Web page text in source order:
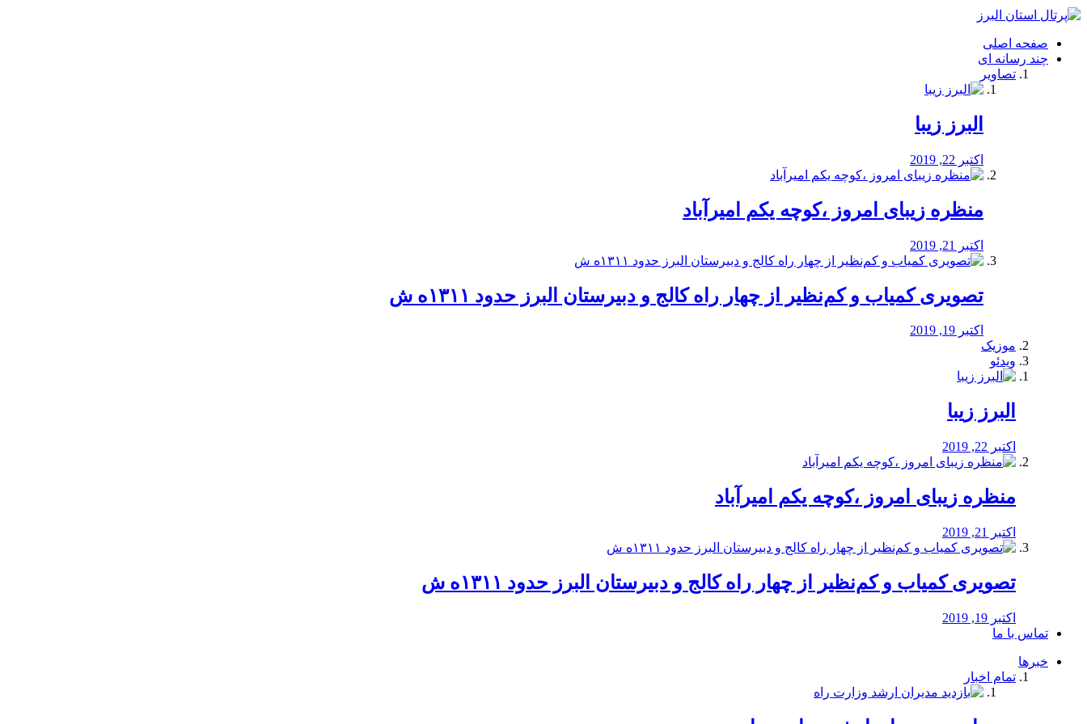
فصد
شرق
تهران
خشکشویی
صفحه اصلی
چند رسانه ای
تصاویر
البرز زیبا
اکتبر 22, 2019
منظره‌‌ زیبای امروز ،کوچه یکم امیرآباد
اکتبر 21, 2019
️تصویری کمیاب و کم‌نظیر از چهار راه كالج و دبيرستان البرز حدود ۱۳۱۱ه ش
اکتبر 19, 2019
موزیک
ویدئو
البرز زیبا
اکتبر 22, 2019
منظره‌‌ زیبای امروز ،کوچه یکم امیرآباد
اکتبر 21, 2019
️تصویری کمیاب و کم‌نظیر از چهار راه كالج و دبيرستان البرز حدود ۱۳۱۱ه ش
اکتبر 19, 2019
تماس با ما
خبرها
تمام اخبار